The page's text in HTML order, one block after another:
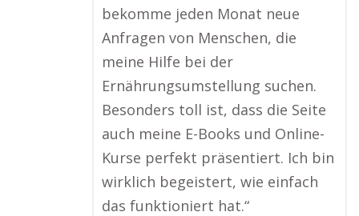
bekomme jeden Monat neue
Anfragen von Menschen, die
meine Hilfe bei der
Ernährungsumstellung suchen.
Besonders toll ist, dass die Seite
auch meine E-Books und Online-
Kurse perfekt präsentiert. Ich bin
wirklich begeistert, wie einfach
das funktioniert hat.“